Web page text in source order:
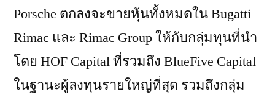
Porsche ตกลงจะขายหุ้นทั้งหมดใน Bugatti
Rimac และ Rimac Group ให้กับกลุ่มทุนที่นำ
โดย HOF Capital ที่รวมถึง BlueFive Capital
ในฐานะผู้ลงทุนรายใหญ่ที่สุด รวมถึงกลุ่ม